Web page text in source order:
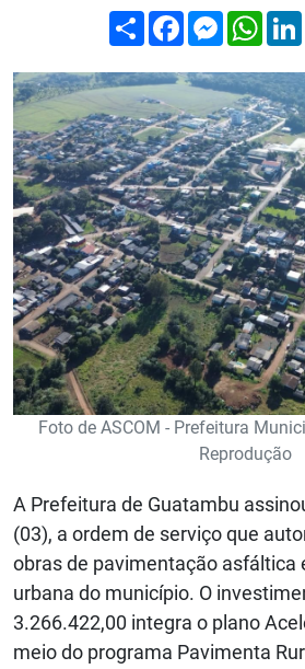
Compartilhar
Facebook
Foto de ASCOM - Prefeitura
Reprodução
A Prefeitura de Guatambu
(03), a ordem de serviço que
obras de pavimentação asfáltica
urbana do município. O
3.266.422,00 integra o plano
meio do programa Pavimenta